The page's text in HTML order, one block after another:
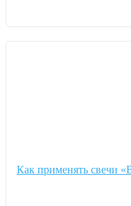
Как применять свечи